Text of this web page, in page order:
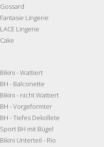
Gossard
Fantasie Lingerie
LACE Lingerie
Cake
Bikini - Wattiert
BH - Balconette
Bikini - nicht Wattiert
BH - Vorgeformter
BH - Tiefes Dekollete
Sport BH mit Bügel
Bikini Unterteil - Rio